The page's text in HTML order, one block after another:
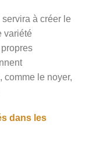
à créer le
variété
comme le noyer,
dans les